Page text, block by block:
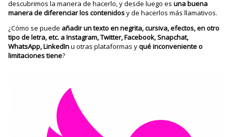
descubrimos la manera de hacerlo, y desde luego esuna buena
manera de diferenciar los contenidosy de hacerlos más llamativos.
¿Cómo se puede añadir un texto en negrita, cursiva, efectos, en otro
tipo de letra, etc. a Instagram, Twitter, Facebook, Snapchat,
WhatsApp, LinkedInu otras plataformas yqué inconveniente o
limitaciones tiene?